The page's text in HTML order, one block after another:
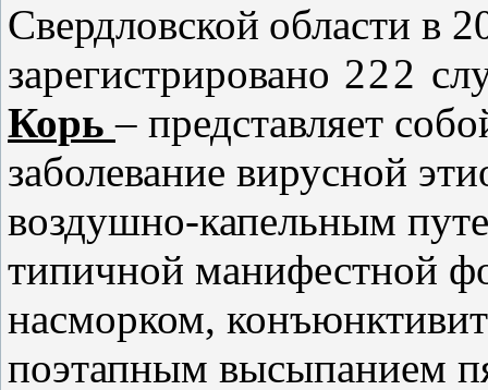
Свердловской области в
зарегистрировано 222
Корь– представляет
заболевание вирусной
воздушно-капельным
типичной манифестной
насморком,
поэтапным высыпанием